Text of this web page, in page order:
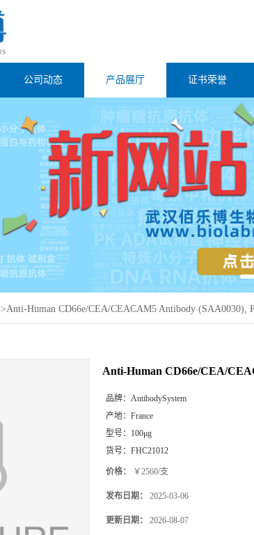
公司动态 产品展厅 证书荣誉
>Anti-Human CD66e/CEA/CEACAM5 Antibody (SAA0030),
Anti-Human CD66e/CEA/
品牌： AntibodySystem
产地： France
型号： 100μg
货号： FHC21012
价格： ￥2560/支
发布日期： 2025-03-06
更新日期： 2026-08-07